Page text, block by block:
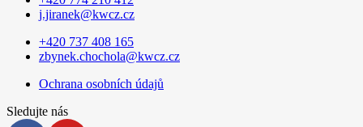
j.jiranek@kwcz.cz
+420 737 408 165
zbynek.chochola@kwcz.cz
Ochrana osobních údajů
Sledujte nás